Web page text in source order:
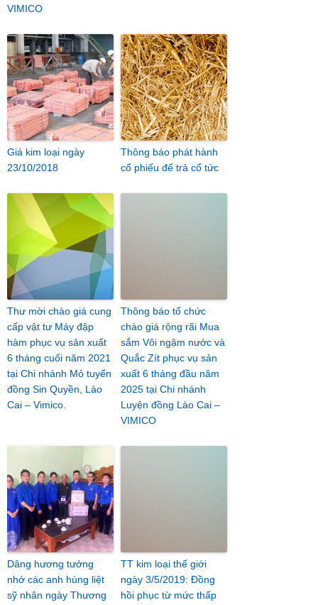
VIMICO
Giá kim loại ngày
23/10/2018
Thông báo phát hành
cổ phiếu để trả cổ tức
Thư mời chào giá cung
cấp vật tư Máy đập
hàm phục vụ sản xuất
6 tháng cuối năm 2021
tại Chi nhánh Mỏ tuyển
đồng Sin Quyền, Lào
Cai – Vimico.
Thông báo tổ chức
chào giá rộng rãi Mua
sắm Vôi ngậm nước và
Quắc Zít phục vụ sản
xuất 6 tháng đầu năm
2025 tại Chi nhánh
Luyện đồng Lào Cai –
VIMICO
Dâng hương tưởng
nhớ các anh hùng liệt
sỹ nhân ngày Thương
TT kim loại thế giới
ngày 3/5/2019: Đồng
hồi phục từ mức thấp